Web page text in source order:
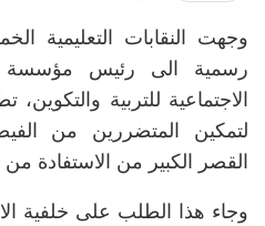
وجهت النقابات التعليمية
رسمية الى رئيس مؤسسة
الاجتماعية للتربية
لتمكين المتضررين من
القصر الكبير من الاستفادة من
وجاء هذا الطلب على خلفية